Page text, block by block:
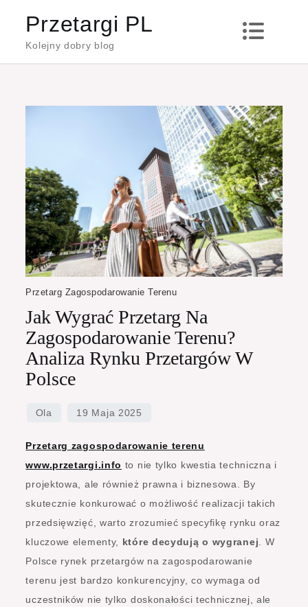
content
Przetargi PL
Kolejny dobry blog
Przetarg Zagospodarowanie Terenu
Jak Wygrać Przetarg Na
Zagospodarowanie Terenu?
Analiza Rynku Przetargów W
Polsce
Przetarg zagospodarowanie terenu
www.przetargi.info to nie tylko kwestia techniczna i
projektowa, ale również prawna i biznesowa. By
skutecznie konkurować o możliwość realizacji takich
przedsięwzięć, warto zrozumieć specyfikę rynku oraz
kluczowe elementy, które decydują o wygranej . W
Polsce rynek przetargów na zagospodarowanie
terenu jest bardzo konkurencyjny, co wymaga od
uczestników nie tylko doskonałości technicznej, ale